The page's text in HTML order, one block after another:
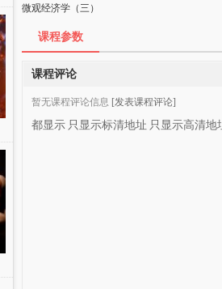
微观经济学（三）
课程参数
课程评论
暂无课程评论信息 [发表课程评论]
都显示 只显示标清地址 只显示高清地